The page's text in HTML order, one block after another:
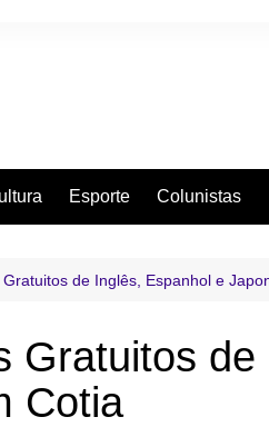
Esporte Colunistas
de Inglês, Espanhol e
Gratuitos de
Cotia